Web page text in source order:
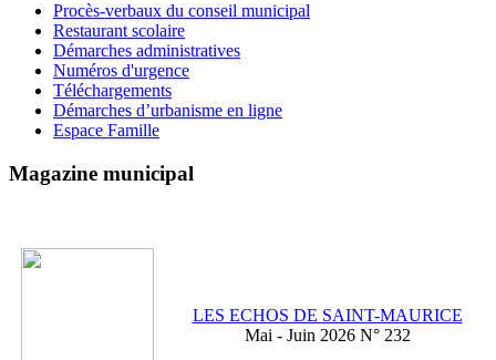
Procès-verbaux du conseil municipal
Restaurant scolaire
Démarches administratives
Numéros d'urgence
Téléchargements
Démarches d’urbanisme en ligne
Espace Famille
Magazine municipal
LES ECHOS DE SAINT-MAURICE
Mai - Juin 2026 N° 232